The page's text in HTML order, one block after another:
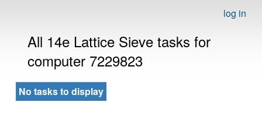
log in
All 14e Lattice Sieve tasks for
computer 7229823
No tasks to display